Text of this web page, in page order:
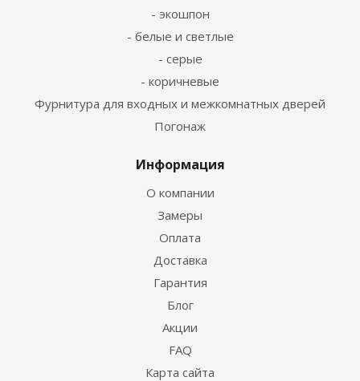
- экошпон
- белые и светлые
- серые
- коричневые
Фурнитура для входных и межкомнатных дверей
Погонаж
Информация
О компании
Замеры
Оплата
Доставка
Гарантия
Блог
Акции
FAQ
Карта сайта